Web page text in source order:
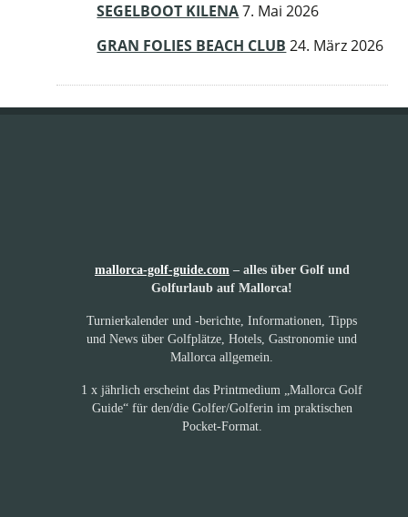
SEGELBOOT KILENA 7. Mai 2026
GRAN FOLIES BEACH CLUB 24. März 2026
mallorca-golf-guide.com – alles über Golf und
Golfurlaub auf Mallorca!
Turnierkalender und -berichte, Informationen, Tipps
und News über Golfplätze, Hotels, Gastronomie und
Mallorca allgemein.
1 x jährlich erscheint das Printmedium „Mallorca Golf
Guide“ für den/die Golfer/Golferin im praktischen
Pocket-Format.